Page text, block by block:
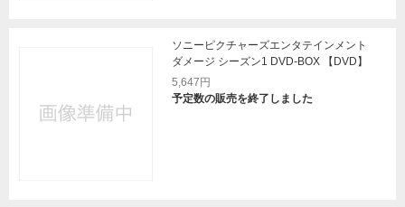
ソニーピクチャーズエンタテインメント
ダメージ シーズン1 DVD-BOX 【DVD】
5,647円
予定数の販売を終了しました